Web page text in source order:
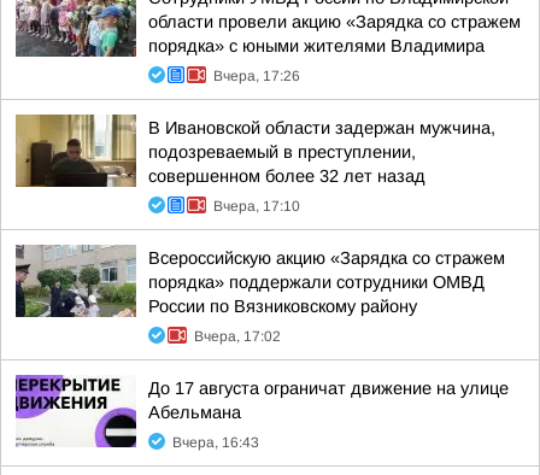
области провели акцию «Зарядка со стражем
порядка» с юными жителями Владимира
Вчера, 17:26
В Ивановской области задержан мужчина,
подозреваемый в преступлении,
совершенном более 32 лет назад
Вчера, 17:10
Всероссийскую акцию «Зарядка со стражем
порядка» поддержали сотрудники ОМВД
России по Вязниковскому району
Вчера, 17:02
До 17 августа ограничат движение на улице
Абельмана
Вчера, 16:43